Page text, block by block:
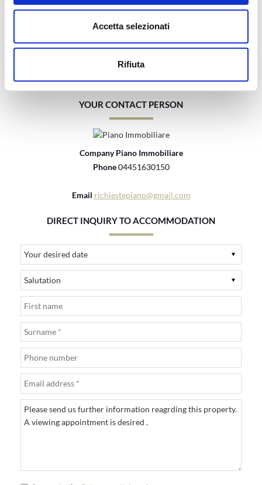
Accetta selezionati
Rifiuta
04451630150
YOUR CONTACT PERSON
Company Piano Immobiliare
Phone 04451630150
Email richiestepiano@gmail.com
DIRECT INQUIRY TO ACCOMMODATION